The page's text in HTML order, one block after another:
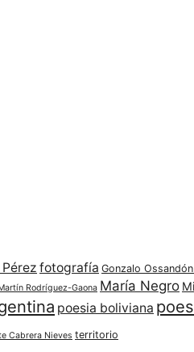
fotografía Gonzalo
Rodríguez-Gaona María Negro
poesia boliviana
Cabrera Nieves territorio